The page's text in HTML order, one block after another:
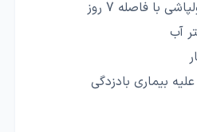
بیماری بادزدگی